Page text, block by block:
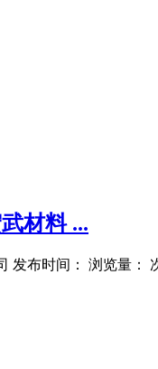
材料 ...
发布时间： 浏览量